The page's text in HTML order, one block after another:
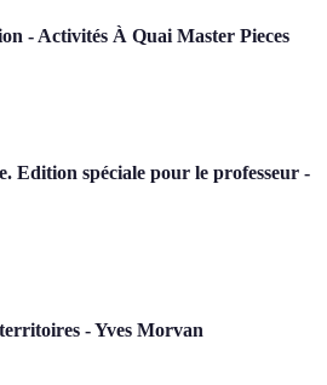
- Activités À Quai Master Pieces
Edition spéciale pour le professeur -
- Yves Morvan